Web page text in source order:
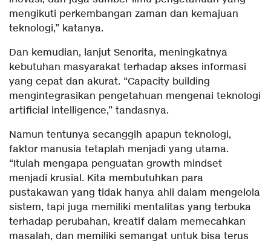
mengikuti perkembangan zaman dan kemajuan
teknologi,” katanya.
Dan kemudian, lanjut Senorita, meningkatnya
kebutuhan masyarakat terhadap akses informasi
yang cepat dan akurat. “Capacity building
mengintegrasikan pengetahuan mengenai teknologi
artificial intelligence,” tandasnya.
Namun tentunya secanggih apapun teknologi,
faktor manusia tetaplah menjadi yang utama.
“Itulah mengapa penguatan growth mindset
menjadi krusial. Kita membutuhkan para
pustakawan yang tidak hanya ahli dalam mengelola
sistem, tapi juga memiliki mentalitas yang terbuka
terhadap perubahan, kreatif dalam memecahkan
masalah, dan memiliki semangat untuk bisa terus